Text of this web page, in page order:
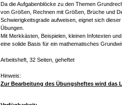
Da die Aufgabenblöcke zu den Themen
von Größen, Rechnen mit Größen, Brüche und
Schwierigkeitsgrade aufweisen, eignet sich
Übungen.
Mit Merkkästen, Beispielen, kleinen Infotexten
eine solide Basis für ein mathematisches
Arbeitsheft, 32 Seiten, geheftet
Hinweis:
Zur Bearbeitung des Übungsheftes wird das